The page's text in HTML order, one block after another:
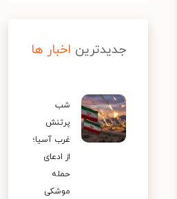
جدیدترین اخبار ها
شب
پرتنش
غرب آسیا؛
از ادعای
حمله
موشکی